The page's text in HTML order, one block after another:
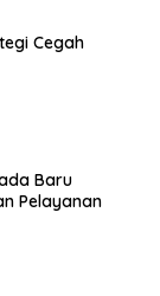
Cegah
Baru
Pelayanan